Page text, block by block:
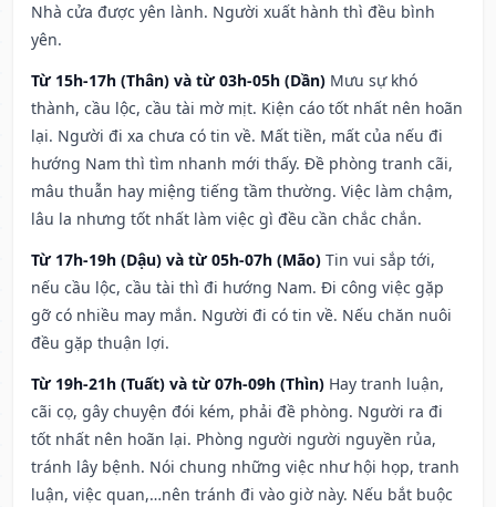
Nhà cửa được yên lành. Người xuất hành thì đều bình
yên.
Từ 15h-17h (Thân) và từ 03h-05h (Dần) Mưu sự khó
thành, cầu lộc, cầu tài mờ mịt. Kiện cáo tốt nhất nên hoãn
lại. Người đi xa chưa có tin về. Mất tiền, mất của nếu đi
hướng Nam thì tìm nhanh mới thấy. Đề phòng tranh cãi,
mâu thuẫn hay miệng tiếng tầm thường. Việc làm chậm,
lâu la nhưng tốt nhất làm việc gì đều cần chắc chắn.
Từ 17h-19h (Dậu) và từ 05h-07h (Mão) Tin vui sắp tới,
nếu cầu lộc, cầu tài thì đi hướng Nam. Đi công việc gặp
gỡ có nhiều may mắn. Người đi có tin về. Nếu chăn nuôi
đều gặp thuận lợi.
Từ 19h-21h (Tuất) và từ 07h-09h (Thìn) Hay tranh luận,
cãi cọ, gây chuyện đói kém, phải đề phòng. Người ra đi
tốt nhất nên hoãn lại. Phòng người người nguyền rủa,
tránh lây bệnh. Nói chung những việc như hội họp, tranh
luận, việc quan,…nên tránh đi vào giờ này. Nếu bắt buộc